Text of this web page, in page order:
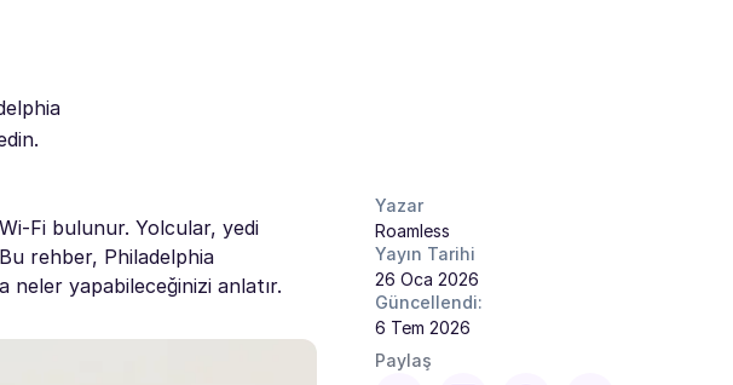
Fi bulunur. Yolcular, yedi
rehber, Philadelphia
neler yapabileceğinizi anlatır.
Yazar
Roamless
Yayın Tarihi
26 Oca 2026
Güncellendi:
6 Tem 2026
Paylaş